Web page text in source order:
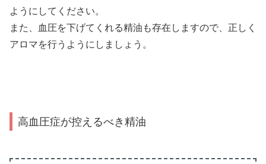
ようにしてください。
また、血圧を下げてくれる精油も存在しますので、正しく
アロマを行うようにしましょう。
高血圧症が控えるべき精油